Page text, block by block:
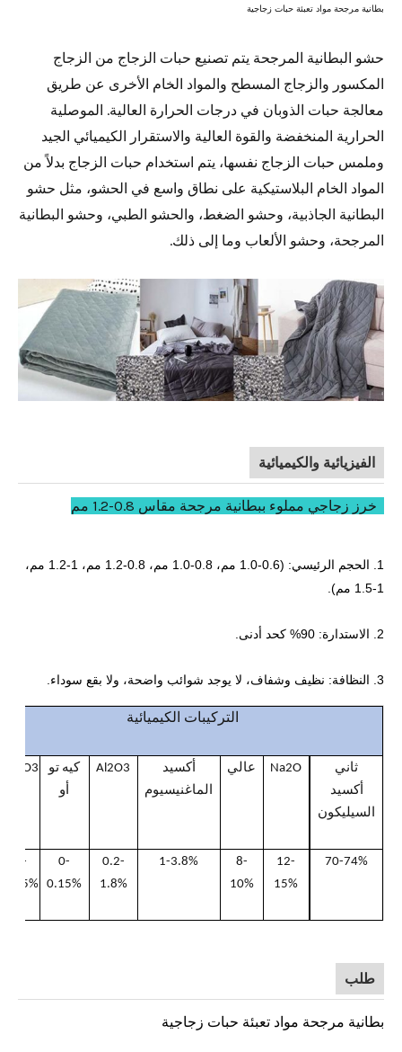
بطانية مرجحة مواد تعبئة حبات زجاجية
حشو البطانية المرجحة يتم تصنيع حبات الزجاج من الزجاج
المكسور والزجاج المسطح والمواد الخام الأخرى عن طريق
معالجة حبات الذوبان في درجات الحرارة العالية. الموصلية
الحرارية المنخفضة والقوة العالية والاستقرار الكيميائي الجيد
وملمس حبات الزجاج نفسها، يتم استخدام حبات الزجاج بدلاً من
المواد الخام البلاستيكية على نطاق واسع في الحشو، مثل حشو
البطانية الجاذبية، وحشو الضغط، والحشو الطبي، وحشو البطانية
المرجحة، وحشو الألعاب وما إلى ذلك.
الفيزيائية والكيميائية
خرز زجاجي مملوء ببطانية مرجحة مقاس 0.8-1.2 مم
1. الحجم الرئيسي: (0.6-1.0 مم، 0.8-1.0 مم، 0.8-1.2 مم، 1-1.2 مم،
1-1.5 مم).
2. الاستدارة: 90% كحد أدنى.
3. النظافة: نظيف وشفاف، لا يوجد شوائب واضحة، ولا بقع سوداء.
التركيبات الكيميائية
ثاني
أكسيد
السيليكون
Na2O عالي
أكسيد
الماغنيسيوم
Al2O3
كيه تو
أو
Fe2O3
70-74%
12-
15%
8-
10%
1-3.8%
0.2-
1.8%
0-
0.15%
0-
0.15%
طلب
بطانية مرجحة مواد تعبئة حبات زجاجية